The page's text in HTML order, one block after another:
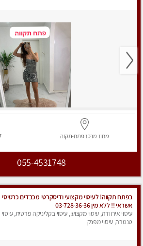
מחוז מרכזפתח-תקוה
055-4531748
‏בפתח תקווה! ‏‏לעיסוי מקצועי ודיסקרטי ‏מכבדים כרטיסי
אשראי !! ללא מין 03-728-36-36
עיסוי אירוודה, עיסוי מקצועי, עיסוי בקליניקה פרטית, עיסוי
טנטרה, עיסוי מפנק